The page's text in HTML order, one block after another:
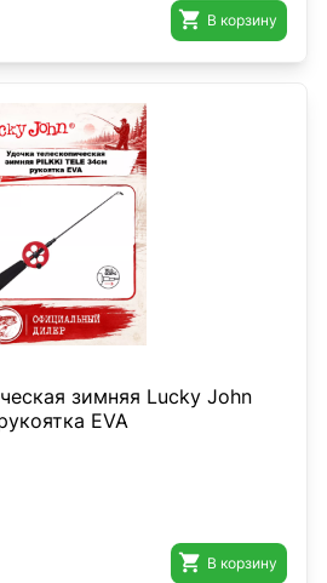
 В корзину
зимняя Lucky John
EVA
 В корзину